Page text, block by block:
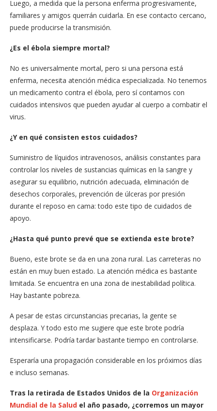
Luego, a medida que la persona enferma progresivamente,
familiares y amigos querrán cuidarla. En ese contacto cercano,
puede producirse la transmisión.
¿Es el ébola siempre mortal?
No es universalmente mortal, pero si una persona está
enferma, necesita atención médica especializada. No tenemos
un medicamento contra el ébola, pero sí contamos con
cuidados intensivos que pueden ayudar al cuerpo a combatir el
virus.
¿Y en qué consisten estos cuidados?
Suministro de líquidos intravenosos, análisis constantes para
controlar los niveles de sustancias químicas en la sangre y
asegurar su equilibrio, nutrición adecuada, eliminación de
desechos corporales, prevención de úlceras por presión
durante el reposo en cama: todo este tipo de cuidados de
apoyo.
¿Hasta qué punto prevé que se extienda este brote?
Bueno, este brote se da en una zona rural. Las carreteras no
están en muy buen estado. La atención médica es bastante
limitada. Se encuentra en una zona de inestabilidad política.
Hay bastante pobreza.
A pesar de estas circunstancias precarias, la gente se
desplaza. Y todo esto me sugiere que este brote podría
intensificarse. Podría tardar bastante tiempo en controlarse.
Esperaría una propagación considerable en los próximos días
e incluso semanas.
Tras la retirada de Estados Unidos de la Organización
Mundial de la Salud el año pasado, ¿corremos un mayor